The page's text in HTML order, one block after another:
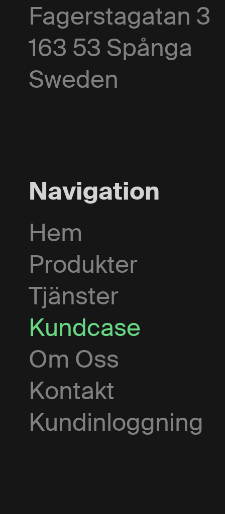
Fagerstagatan 3
163 53 Spånga
Sweden
Navigation
Hem
Produkter
Tjänster
Kundcase
Om Oss
Kontakt
Kundinloggning